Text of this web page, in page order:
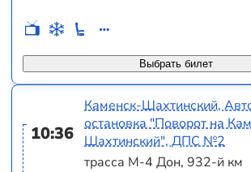
Выбрать билет
10:36
Каменск-Шахтинский,
остановка "Поворот на
Шахтинский", ДПС №2
трасса М-4 Дон, 932-й км